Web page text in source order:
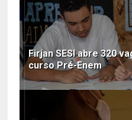
Firjan SESI abre 320
curso Pré-Enem